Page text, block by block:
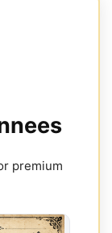
en/of projecten
bedraagt
premium